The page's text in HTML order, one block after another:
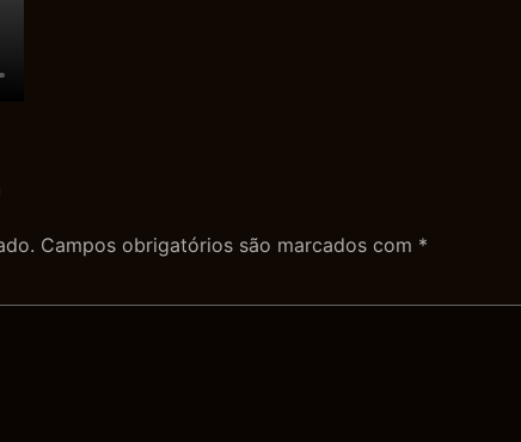
Campos obrigatórios são marcados com *